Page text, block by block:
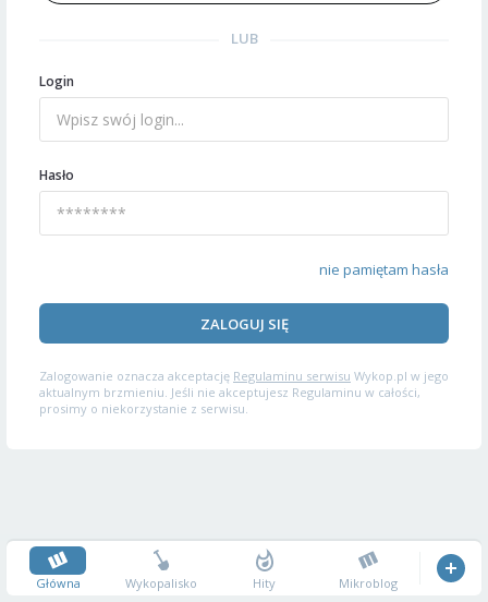
LUB
Login
Hasło
nie pamiętam hasła
ZALOGUJ SIĘ
Zalogowanie oznacza akceptację Regulaminu serwisu Wykop.pl w jego
aktualnym brzmieniu. Jeśli nie akceptujesz Regulaminu w całości,
prosimy o niekorzystanie z serwisu.
Główna Wykopalisko Hity Mikroblog